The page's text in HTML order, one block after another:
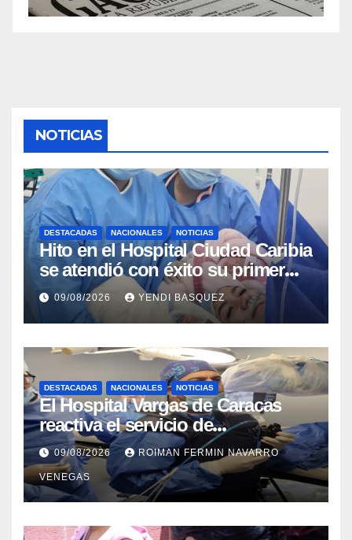
NOTICIAS
DESTACADAS NACIONALES NOTICIAS
Hito en el Hospital Ciudad Caribia
se atendió con éxito su primer
parto gemelar
09/08/2026 YENDI BASQUEZ
DESTACADAS NACIONALES NOTICIAS
El Hospital Vargas de Caracas
reactiva el servicio de
Colangiopancreatografía
Retrógrada Endoscópica para
beneficiar a cientos de pacientes
09/08/2026 ROIMAN FERMIN NAVARRO
VENEGAS